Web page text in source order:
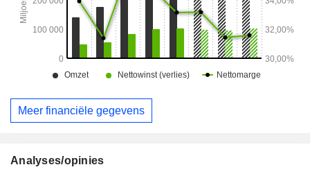
Meer financiële gegevens
Analyses/opinies